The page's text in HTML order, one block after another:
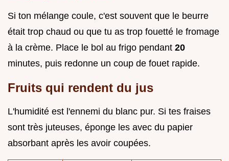
Si ton mélange coule, c'est souvent que le beurre
était trop chaud ou que tu as trop fouetté le fromage
à la crème. Place le bol au frigo pendant 20
minutes, puis redonne un coup de fouet rapide.
Fruits qui rendent du jus
L'humidité est l'ennemi du blanc pur. Si tes fraises
sont très juteuses, éponge les avec du papier
absorbant après les avoir coupées.